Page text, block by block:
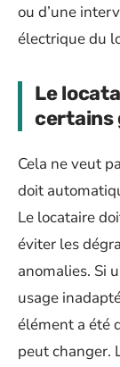
ou d’une
électrique du
Le
certains
Cela ne veut
doit
Le locataire
éviter les
anomalies. Si
usage
élément a été
peut changer.